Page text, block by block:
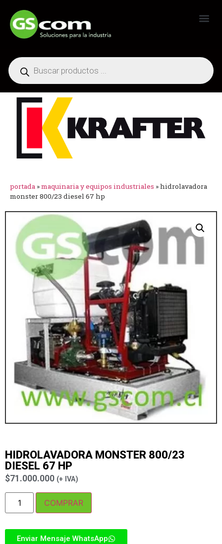
portada »maquinaria y equipos industriales »hidrolavadora
monster 800/23 diesel 67 hp
HIDROLAVADORA MONSTER 800/23
DIESEL 67 HP
$71.000.000 (+ IVA)
COMPRAR
Enviar Mensaje WhatsApp